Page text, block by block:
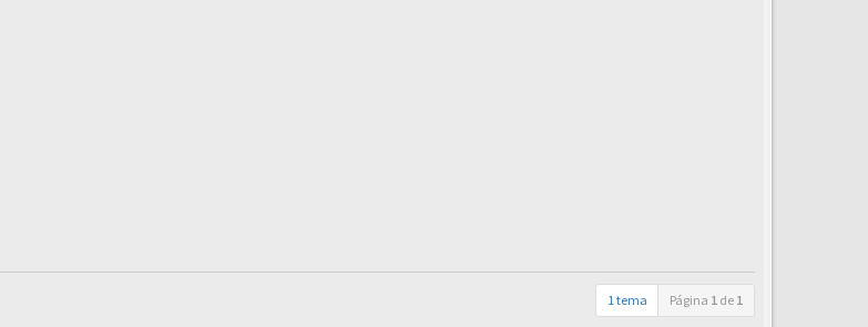
1 tema Página 1 de 1